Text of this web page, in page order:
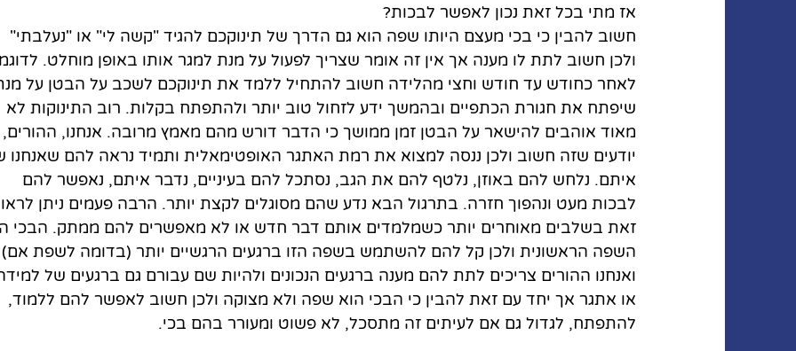
אז מתי בכל זאת נכון לאפשר לבכות?
חשוב להבין כי בכי מעצם היותו שפה הוא גם הדרך של תינוקכם להגיד "קשה לי" או "נעלבתי"
ולכן חשוב לתת לו מענה אך אין זה אומר שצריך לפעול על מנת למגר אותו באופן מוחלט.
לאחר כחודש עד חודש וחצי מהלידה חשוב להתחיל ללמד את תינוקכם לשכב על הבטן על
שיפתח את חגורת הכתפיים ובהמשך ידע לזחול טוב יותר ולהתפתח בקלות. רוב התינוקות לא
מאוד אוהבים להישאר על הבטן זמן ממושך כי הדבר דורש מהם מאמץ מרובה. אנחנו, ההורים,
יודעים שזה חשוב ולכן ננסה למצוא את רמת האתגר האופטימאלית ותמיד נראה להם שאנחנו
איתם. נלחש להם באוזן, נלטף להם את הגב, נסתכל להם בעיניים, נדבר איתם, נאפשר להם
לבכות מעט ונהפוך חזרה. בתרגול הבא נדע שהם מסוגלים לקצת יותר. הרבה פעמים ניתן
זאת בשלבים מאוחרים יותר כשמלמדים אותם דבר חדש או לא מאפשרים להם ממתק. הבכי
השפה הראשונית ולכן קל להם להשתמש בשפה הזו ברגעים הרגשיים יותר (בדומה לשפת אם)
ואנחנו ההורים צריכים לתת להם מענה ברגעים הנכונים ולהיות שם עבורם גם ברגעים של
או אתגר אך יחד עם זאת להבין כי הבכי הוא שפה ולא מצוקה ולכן חשוב לאפשר להם ללמוד,
להתפתח, לגדול גם אם לעיתים זה מתסכל, לא פשוט ומעורר בהם בכי.